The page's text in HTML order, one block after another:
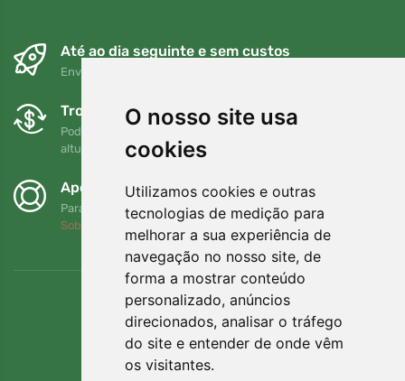
O nosso site usa
cookies
Utilizamos cookies e outras
tecnologias de medição para
melhorar a sua experiência de
navegação no nosso site, de
forma a mostrar conteúdo
personalizado, anúncios
direcionados, analisar o tráfego
do site e entender de onde vêm
os visitantes.
Até ao dia seguinte e sem custos
Envio gratuito para encomendas superiores a 80 EUR
Trocas e devoluções gratuitas
Pode devolver ou trocar a sua encomenda em qualquer
altura no prazo de 90 dias
Apoiamos a Trees.org
Para cada encomenda plantamos uma árvore! Leia mais
Sobre nós